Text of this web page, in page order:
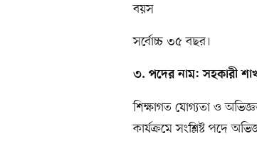
বয়স
সর্বোচ্চ ৩৫ বছর।
৩. পদের নাম: সহকারী
শিক্ষাগত যোগ্যতা ও
কার্যক্রমে সংশ্লিষ্ট পদে